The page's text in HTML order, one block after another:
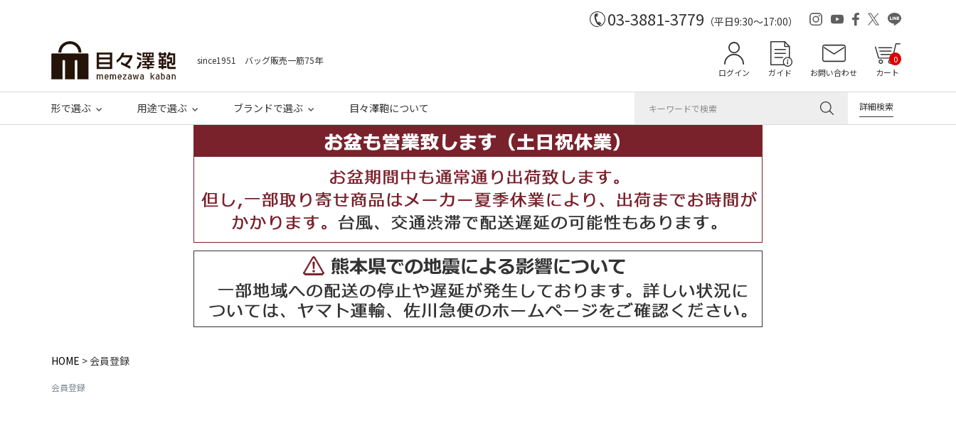
03-3881-3779 （平日9:30～17:00）
since1951 バッグ販売一筋75年
ログイン ガイド お問い合わせ カート
0
形で選ぶ 用途で選ぶ ブランドで選ぶ 目々澤鞄について 詳細検索
HOME 会員登録
会員登録